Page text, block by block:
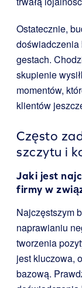
Ostatecznie,
gestach.
skupienie
momentów,
klientów
Często
szczytu i
Jaki jest
firmy w
Najczęstszym
naprawianiu
tworzenia
jest kluczowa,
bazową.